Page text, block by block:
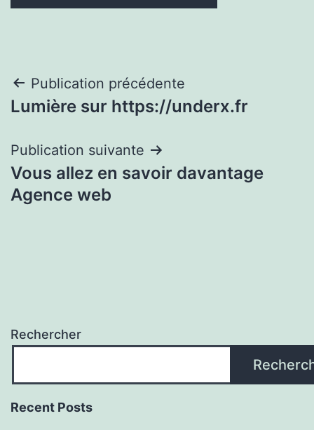
Navigation
de
l’article
Publication précédente
Lumière sur https://underx.fr
Publication suivante
Vous allez en savoir davantage
Agence web
Rechercher
Recent Posts